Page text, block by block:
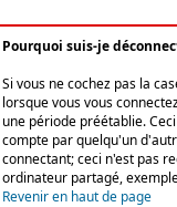
Pourquoi suis-je
Si vous ne cochez pas la
lorsque vous vous
une période préétablie.
compte par quelqu'un
connectant; ceci n'est pas
ordinateur partagé,
Revenir en haut de page